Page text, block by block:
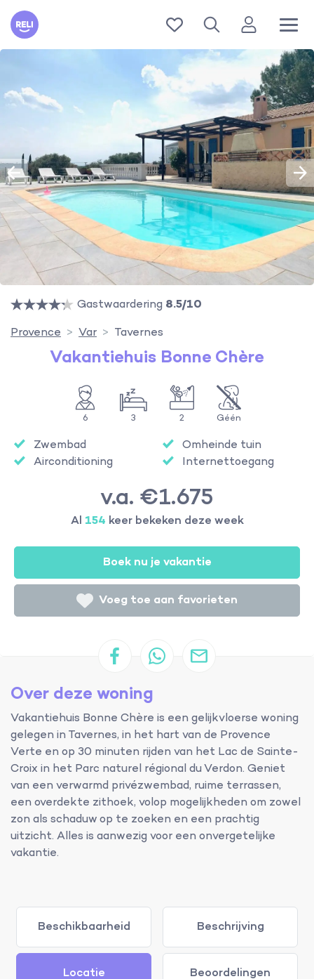
Reli
Gastwaardering 8.5/10
Provence
Var Tavernes
Vakantiehuis Bonne Chère
6 3 2 Géén
Zwembad
Airconditioning
Omheinde tuin
Internettoegang
v.a. €1.675
Al 154 keer bekeken deze week
Boek nu je vakantie
Voeg toe aan favorieten
Over deze woning
Vakantiehuis Bonne Chère is een gelijkvloerse woning
gelegen in Tavernes, in het hart van de Provence
Verte en op 30 minuten rijden van het Lac de Sainte-
Croix in het Parc naturel régional du Verdon. Geniet
van een verwarmd privézwembad, ruime terrassen,
een overdekte zithoek, volop mogelijkheden om zowel
zon als schaduw op te zoeken en een prachtig
uitzicht. Alles is aanwezig voor een onvergetelijke
vakantie.
Beschikbaarheid Beschrijving
Locatie Beoordelingen